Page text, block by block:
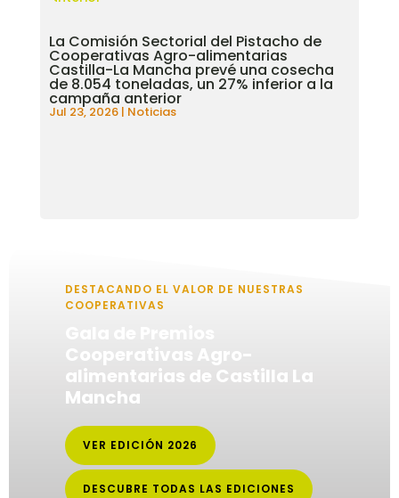
La Comisión Sectorial del Pistacho de
Cooperativas Agro-alimentarias
Castilla-La Mancha prevé una cosecha
de 8.054 toneladas, un 27% inferior a la
campaña anterior
Jul 23, 2026| Noticias
DESTACANDO EL VALOR DE NUESTRAS
COOPERATIVAS
Cooperativas Agro-
alimentarias de Castilla La
Mancha
VER EDICIÓN 2026
DESCUBRE TODAS LAS EDICIONES